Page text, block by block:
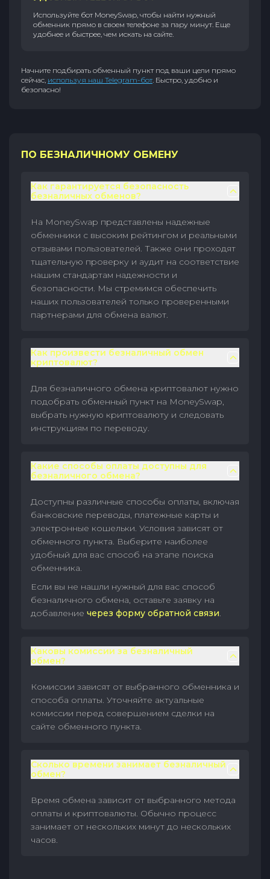
Используйте бот MoneySwap, чтобы найти нужный
обменник прямо в своем телефоне за пару минут. Еще
удобнее и быстрее, чем искать на сайте.
Начните подбирать обменный пункт под ваши цели прямо
сейчас, используя наш Telegram-бот. Быстро, удобно и
безопасно!
ПО БЕЗНАЛИЧНОМУ ОБМЕНУ
Как гарантируется безопасность
безналичных обменов?
На MoneySwap представлены надежные
обменники с высоким рейтингом и реальными
отзывами пользователей. Также они проходят
тщательную проверку и аудит на соответствие
нашим стандартам надежности и
безопасности. Мы стремимся обеспечить
наших пользователей только проверенными
партнерами для обмена валют.
Как произвести безналичный обмен
криптовалют?
Для безналичного обмена криптовалют нужно
подобрать обменный пункт на MoneySwap,
выбрать нужную криптовалюту и следовать
инструкциям по переводу.
Какие способы оплаты доступны для
безналичного обмена?
Доступны различные способы оплаты, включая
банковские переводы, платежные карты и
электронные кошельки. Условия зависят от
обменного пункта. Выберите наиболее
удобный для вас способ на этапе поиска
обменника.
Если вы не нашли нужный для вас способ
безналичного обмена, оставьте заявку на
добавление через форму обратной связи.
Каковы комиссии за безналичный
обмен?
Комиссии зависят от выбранного обменника и
способа оплаты. Уточняйте актуальные
комиссии перед совершением сделки на
сайте обменного пункта.
Сколько времени занимает безналичный
обмен?
Время обмена зависит от выбранного метода
оплаты и криптовалюты. Обычно процесс
занимает от нескольких минут до нескольких
часов.